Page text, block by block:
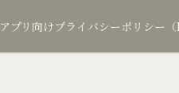
アプリ向けプライバシーポリシ